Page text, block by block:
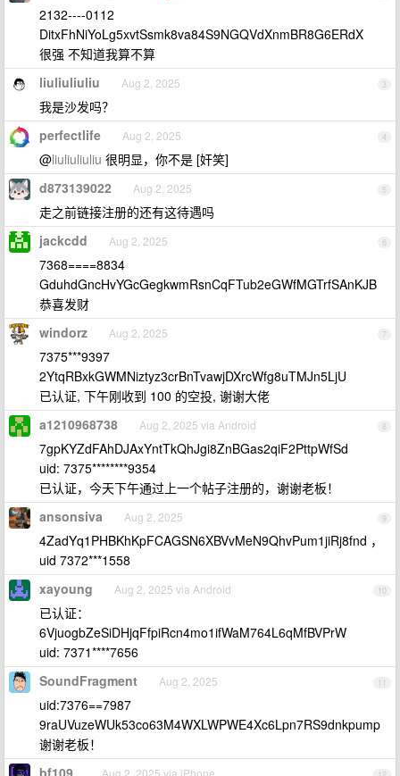
2132----0112
DitxFhNiYoLg5xvtSsmk8va84S9NGQVdXnmBR8G6ERdX
很强 不知道我算不算
3
liuliuliuliu Aug 2, 2025
我是沙发吗？
4
perfectlife Aug 2, 2025
@liuliuliuliu 很明显，你不是 [奸笑]
5
d873139022 Aug 2, 2025
走之前链接注册的还有这待遇吗
6
jackcdd Aug 2, 2025
7368====8834
GduhdGncHvYGcGegkwmRsnCqFTub2eGWfMGTrfSAnKJB
恭喜发财
7
windorz Aug 2, 2025
7375***9397
2YtqRBxkGWMNiztyz3crBnTvawjDXrcWfg8uTMJn5LjU
已认证, 下午刚收到 100 的空投, 谢谢大佬
8
a1210968738 Aug 2, 2025 via Android
7gpKYZdFAhDJAxYntTkQhJgi8ZnBGas2qiF2PttpWfSd
uid: 7375********9354
已认证，今天下午通过上一个帖子注册的，谢谢老板！
9
ansonsiva Aug 2, 2025
4ZadYq1PHBKhKpFCAGSN6XBVvMeN9QhvPum1jiRj8fnd ，
uid 7372***1558
10
xayoung Aug 2, 2025 via Android
已认证：
6VjuogbZeSiDHjqFfpiRcn4mo1ifWaM764L6qMfBVPrW
uid: 7371****7656
11
SoundFragment Aug 2, 2025
uid:7376==7987
9raUVuzeWUk53co63M4WXLWPWE4Xc6Lpn7RS9dnkpump
谢谢老板！
bf109_ Aug 2, 2025 via iPhone